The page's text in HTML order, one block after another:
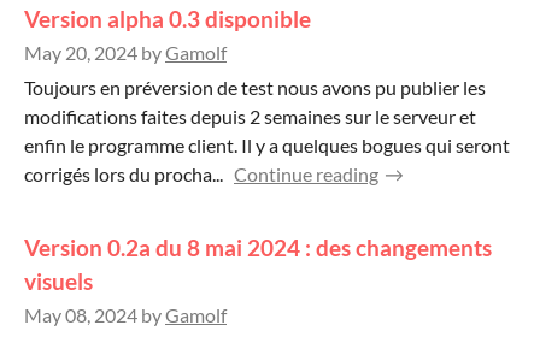
Version alpha 0.3 disponible
May 20, 2024 byGamolf
Toujours en préversion de test nous avons pu publier les
modifications faites depuis 2 semaines sur le serveur et
enfin le programme client. Il y a quelques bogues qui seront
corrigés lors du procha... Continue reading
Version 0.2a du 8 mai 2024 : des changements
visuels
May 08, 2024 byGamolf